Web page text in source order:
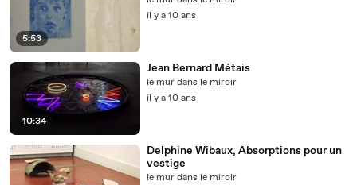
5:53
il y a 10 ans
10:34
Jean Bernard Métais
le mur dans le miroir
il y a 10 ans
Delphine Wibaux, Absorptions pour un
vestige
le mur dans le miroir